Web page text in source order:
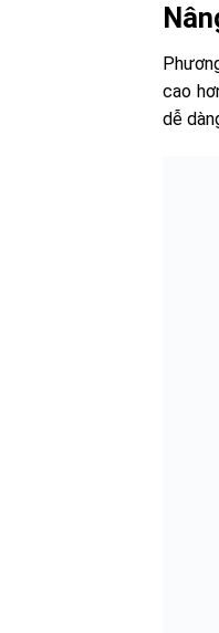
cao
dễ